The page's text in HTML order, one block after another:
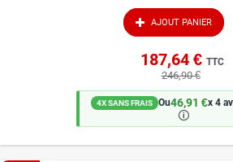
AJOUT PANIER
187,64 € TTC
246,90 €
4X SANS FRAIS Ou46,91 €x 4
🛈